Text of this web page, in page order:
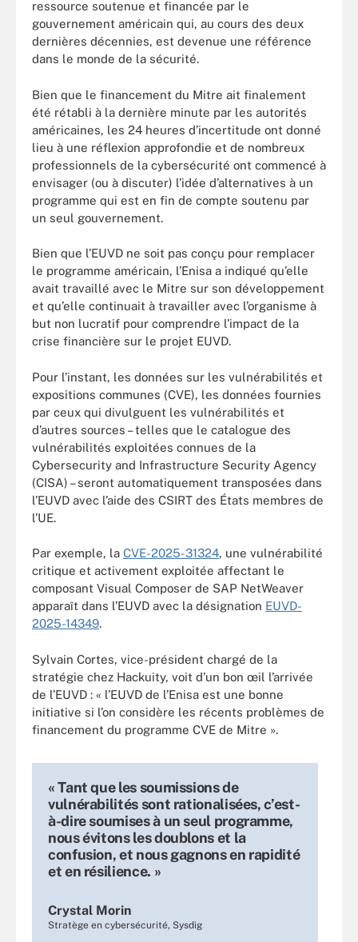
ressource soutenue et financée par le
gouvernement américain qui, au cours des deux
dernières décennies, est devenue une référence
dans le monde de la sécurité.
Bien que le financement du Mitre ait finalement
été rétabli à la dernière minute par les autorités
américaines, les 24 heures d’incertitude ont donné
lieu à une réflexion approfondie et de nombreux
professionnels de la cybersécurité ont commencé à
envisager (ou à discuter) l’idée d’alternatives à un
programme qui est en fin de compte soutenu par
un seul gouvernement.
Bien que l’EUVD ne soit pas conçu pour remplacer
le programme américain, l’Enisa a indiqué qu’elle
avait travaillé avec le Mitre sur son développement
et qu’elle continuait à travailler avec l’organisme à
but non lucratif pour comprendre l’impact de la
crise financière sur le projet EUVD.
Pour l’instant, les données sur les vulnérabilités et
expositions communes (CVE), les données fournies
par ceux qui divulguent les vulnérabilités et
d’autres sources – telles que le catalogue des
vulnérabilités exploitées connues de la
Cybersecurity and Infrastructure Security Agency
(CISA) – seront automatiquement transposées dans
l’EUVD avec l’aide des CSIRT des États membres de
l’UE.
Par exemple, la CVE-2025-31324, une vulnérabilité
critique et activement exploitée affectant le
composant Visual Composer de SAP NetWeaver
apparaît dans l’EUVD avec la désignation EUVD-
2025-14349.
Sylvain Cortes, vice-président chargé de la
stratégie chez Hackuity, voit d’un bon œil l’arrivée
de l’EUVD : « l’EUVD de l’Enisa est une bonne
initiative si l’on considère les récents problèmes de
financement du programme CVE de Mitre ».
« Tant que les soumissions de
vulnérabilités sont rationalisées, c’est-
à-dire soumises à un seul programme,
nous évitons les doublons et la
confusion, et nous gagnons en rapidité
et en résilience. »
Crystal Morin
Stratège en cybersécurité, Sysdig